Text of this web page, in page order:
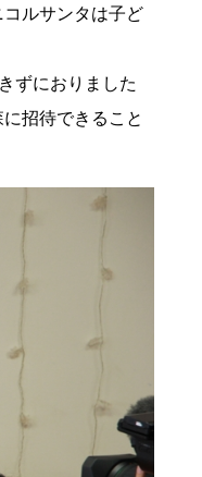
ルサンタは子ど
ずにおりました
招待できること